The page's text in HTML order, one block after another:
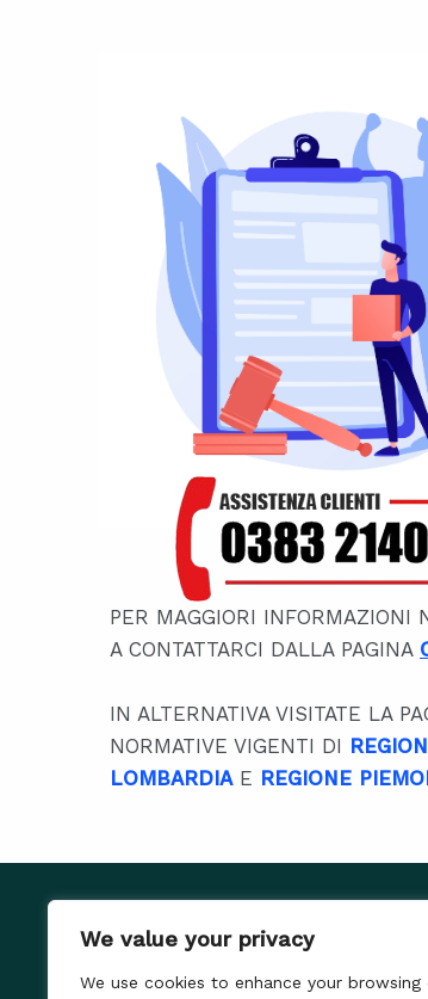
We value your privacy
We use cookies to enhance your browsing
PER MAGGIORI INFORMAZIONI
A CONTATTARCI DALLA PAGINA
IN ALTERNATIVA VISITATE LA
NORMATIVE VIGENTI DI
LOMBARDIAE REGIONE